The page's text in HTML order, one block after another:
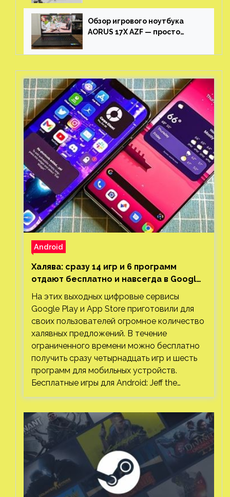
Обзор игрового ноутбука
AORUS 17X AZF — просто
Android
Халява: сразу 14 игр и 6 программ
отдают бесплатно и навсегда в Google
Play и App Store. Есть проект с 1 млн
загрузок
На этих выходных цифровые сервисы
Google Play и App Store приготовили для
своих пользователей огромное количество
халявных предложений. В течение
ограниченного времени можно бесплатно
получить сразу четырнадцать игр и шесть
программ для мобильных устройств.
Бесплатные игры для Android: Jeff the…